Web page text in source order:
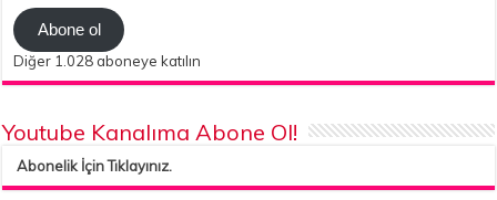
Abone ol
Diğer 1.028 aboneye katılın
Youtube Kanalıma Abone Ol!
Abonelik İçin Tıklayınız.